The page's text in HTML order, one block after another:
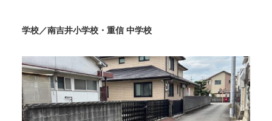
学校／南吉井小学校・重信 中学校